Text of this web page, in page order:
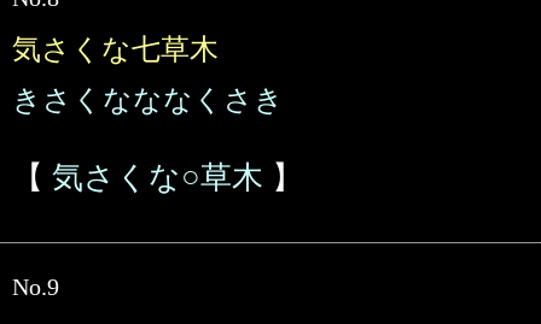
気さくな七草木
きさくなななくさき
【 気さくな○草木 】
No.9